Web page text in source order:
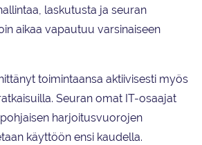
laskutusta ja seuran
aikaa vapautuu varsinaiseen
toimintaansa aktiivisesti myös
Seuran omat IT-osaajat
harjoitusvuorojen
käyttöön ensi kaudella.